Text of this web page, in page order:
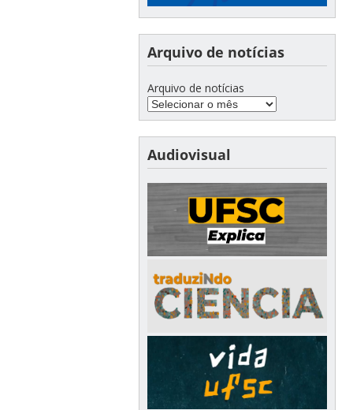
Arquivo de notícias
Arquivo de notícias
Audiovisual